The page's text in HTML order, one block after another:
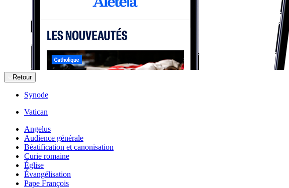
Retour
Synode
Vatican
Angelus
Audience générale
Béatification et canonisation
Curie romaine
Église
Évangélisation
Pape François